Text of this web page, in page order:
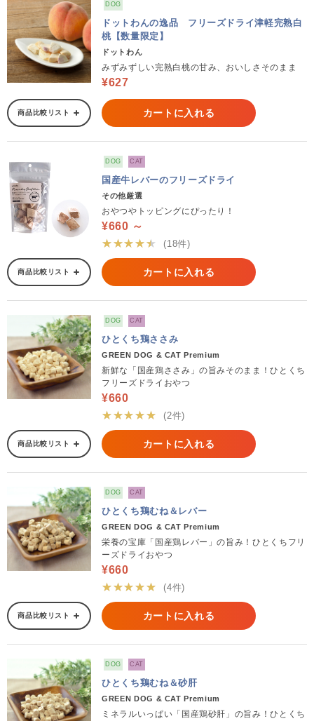
DOG
ドットわんの逸品 フリーズドライ津軽完熟白
桃【数量限定】
ドットわん
みずみずしい完熟白桃の甘み、おいしさそのまま
¥627
商品比較リスト カートに入れる
DOG CAT
国産牛レバーのフリーズドライ
その他厳選
おやつやトッピングにぴったり！
¥660 ～
★★★★★
(18件)
商品比較リスト カートに入れる
DOG CAT
ひとくち鶏ささみ
GREEN DOG & CAT Premium
新鮮な「国産鶏ささみ」の旨みそのまま！ひとくち
フリーズドライおやつ
¥660
★★★★★
(2件)
商品比較リスト カートに入れる
DOG CAT
ひとくち鶏むね＆レバー
GREEN DOG & CAT Premium
栄養の宝庫「国産鶏レバー」の旨み！ひとくちフリ
ーズドライおやつ
¥660
★★★★★
(4件)
商品比較リスト カートに入れる
DOG CAT
ひとくち鶏むね＆砂肝
GREEN DOG & CAT Premium
ミネラルいっぱい「国産鶏砂肝」の旨み！ひとくち